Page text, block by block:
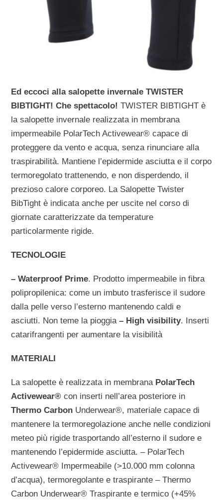
Ed eccoci alla salopette invernale TWISTER
BIBTIGHT! Che spettacolo!TWISTER BIBTIGHT è
la salopette invernale realizzata in membrana
impermeabile PolarTech Activewear® capace di
proteggere da vento e acqua, senza rinunciare alla
traspirabilità. Mantiene l’epidermide asciutta e il corpo
termoregolato trattenendo, e non disperdendo, il
prezioso calore corporeo. La Salopette Twister
BibTight è indicata anche per uscite nel corso di
giornate caratterizzate da temperature
particolarmente rigide.
TECNOLOGIE
– Waterproof Prime. Prodotto impermeabile in fibra
polipropilenica: come un imbuto trasferisce il sudore
dalla pelle verso l’esterno mantenendo caldi e
asciutti. Non teme la pioggia– High visibility. Inserti
catarifrangenti per aumentare la visibilità
MATERIALI
La salopette è realizzata in membrana PolarTech
Activewear® con inserti nell’area posteriore in
Thermo Carbon Underwear®, materiale capace di
mantenere la termoregolazione anche nelle condizioni
meteo più rigide trasportando all’esterno il sudore e
mantenendo l’epidermide asciutta. – PolarTech
Activewear® Impermeabile (>10.000 mm colonna
d’acqua), termoregolante e traspirante – Thermo
Carbon Underwear® Traspirante e termico (+45%